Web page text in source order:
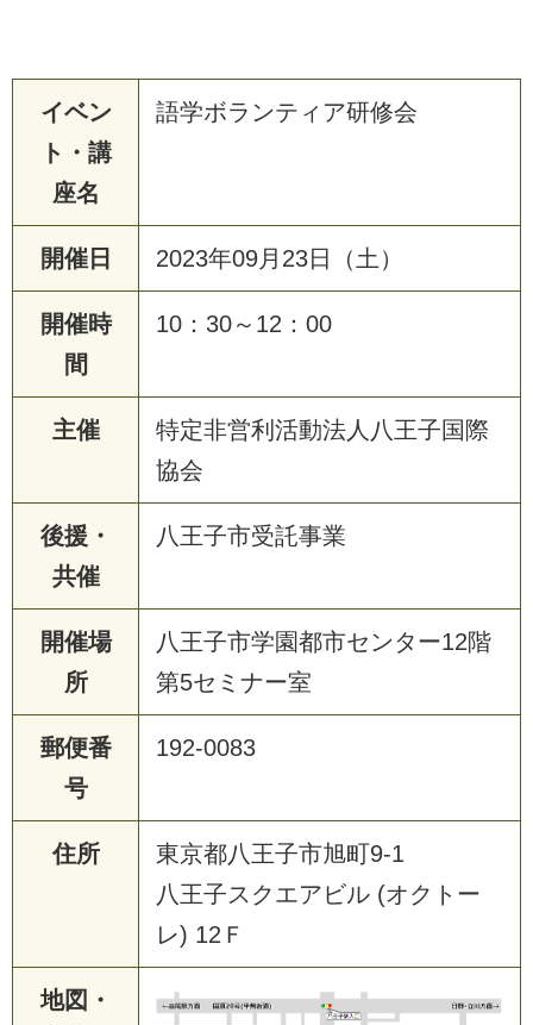
イベン
ト・講
座名
語学ボランティア研修会
開催日 2023年09月23日（土）
開催時
間
10：30～12：00
主催
特定非営利活動法人八王子国際
協会
後援・
共催
八王子市受託事業
開催場
所
八王子市学園都市センター12階
第5セミナー室
郵便番
号
192-0083
住所
東京都八王子市旭町9-1
八王子スクエアビル (オクトー
レ) 12Ｆ
地図・